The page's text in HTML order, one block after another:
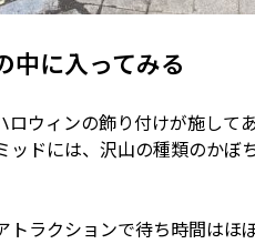
中に入ってみる
ロウィンの飾り付けが施して
ッドには、沢山の種類のかぼ
トラクションで待ち時間はほ